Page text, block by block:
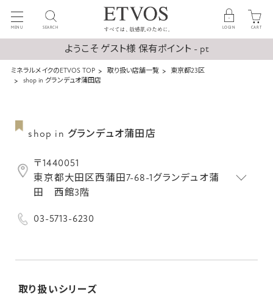
MENU SEARCH LOGIN CART
ようこそ ゲスト様 保有ポイント - pt
ミネラルメイクのETVOS TOP 取り扱い店舗一覧
東京都23区
shop in グランデュオ蒲田店
shop in グランデュオ蒲田店
〒1440051
東京都大田区西蒲田7-68-1グランデュオ蒲
田 西館3階
03-5713-6230
取り扱いシリーズ